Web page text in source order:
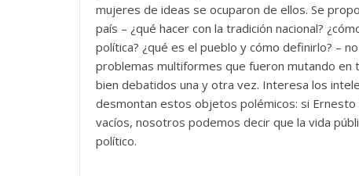
mujeres de ideas se ocuparon de ellos. Se
país – ¿qué hacer con la tradición nacional?
política? ¿qué es el pueblo y cómo definirlo? –
problemas multiformes que fueron mutando
bien debatidos una y otra vez. Interesa los
desmontan estos objetos polémicos: si Ernesto
vacíos, nosotros podemos decir que la vida
político.